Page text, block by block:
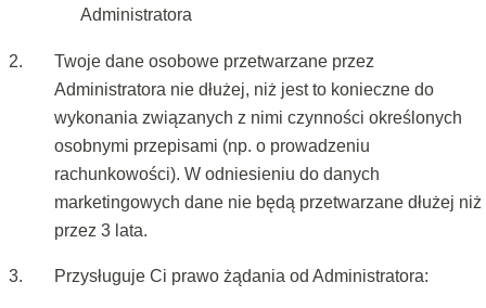
Administratora
Twoje dane osobowe przetwarzane przez
Administratora nie dłużej, niż jest to konieczne do
wykonania związanych z nimi czynności określonych
osobnymi przepisami (np. o prowadzeniu
rachunkowości). W odniesieniu do danych
marketingowych dane nie będą przetwarzane dłużej niż
przez 3 lata.
Przysługuje Ci prawo żądania od Administratora: